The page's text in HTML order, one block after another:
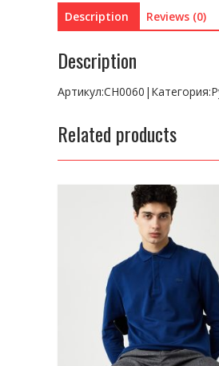
Description Reviews (0)
Description
Related products